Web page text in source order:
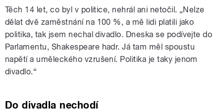
Těch 14 let, co byl v politice, nehrál ani netočil. „Nelze
dělat dvě zaměstnání na 100 %, a mě lidi platili jako
politika, tak jsem nechal divadlo. Dneska se podívejte do
Parlamentu, Shakespeare hadr. Já tam měl spoustu
napětí a uměleckého vzrušení. Politika je taky jenom
divadlo.“
Do divadla nechodí